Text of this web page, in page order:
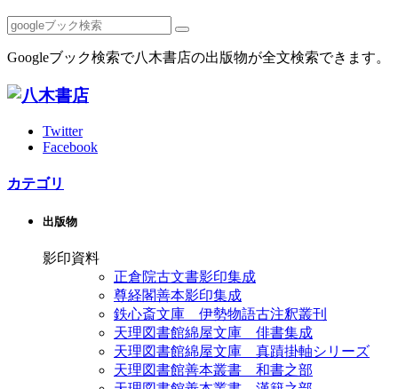
Googleブック検索で八木書店の出版物が全文検索できます。
Twitter
Facebook
カテゴリ
出版物
影印資料
正倉院古文書影印集成
尊経閣善本影印集成
鉄心斎文庫 伊勢物語古注釈叢刊
天理図書館綿屋文庫 俳書集成
天理図書館綿屋文庫 真蹟掛軸シリーズ
天理図書館善本叢書 和書之部